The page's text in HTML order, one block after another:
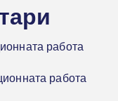
работа
работа